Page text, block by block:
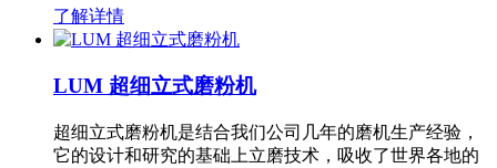
了解详情
LUM 超细立式磨粉机
超细立式磨粉机是结合我们公司几年的磨机生产经验，
它的设计和研究的基础上立磨技术，吸收了世界各地的